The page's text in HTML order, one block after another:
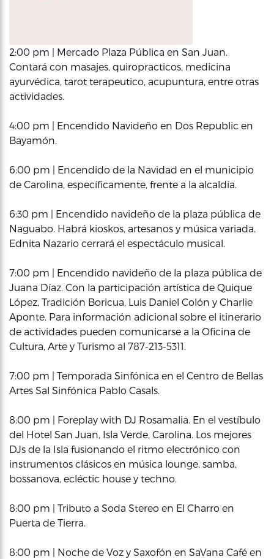
2:00 pm | Mercado Plaza Pública en San Juan.
Contará con masajes, quiropracticos, medicina
ayurvédica, tarot terapeutico, acupuntura, entre otras
actividades.
4:00 pm | Encendido Navideño en Dos Republic en
Bayamón.
6:00 pm | Encendido de la Navidad en el municipio
de Carolina, específicamente, frente a la alcaldía.
6:30 pm | Encendido navideño de la plaza pública de
Naguabo. Habrá kioskos, artesanos y música variada.
Ednita Nazario cerrará el espectáculo musical.
7:00 pm | Encendido navideño de la plaza pública de
Juana Díaz. Con la participación artística de Quique
López, Tradición Boricua, Luis Daniel Colón y Charlie
Aponte. Para información adicional sobre el itinerario
de actividades pueden comunicarse a la Oficina de
Cultura, Arte y Turismo al 787-213-5311.
7:00 pm | Temporada Sinfónica en el Centro de Bellas
Artes Sal Sinfónica Pablo Casals.
8:00 pm | Foreplay with DJ Rosamalia. En el vestíbulo
del Hotel San Juan, Isla Verde, Carolina. Los mejores
DJs de la Isla fusionando el ritmo electrónico con
instrumentos clásicos en música lounge, samba,
bossanova, ecléctic house y techno.
8:00 pm | Tributo a Soda Stereo en El Charro en
Puerta de Tierra.
8:00 pm | Noche de Voz y Saxofón en SaVana Café en